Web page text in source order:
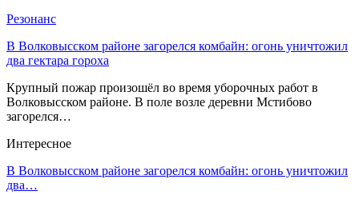
Резонанс
В Волковысском районе загорелся комбайн: огонь уничтожил
два гектара гороха
Крупный пожар произошёл во время уборочных работ в
Волковысском районе. В поле возле деревни Мстибово
загорелся…
Интересное
В Волковысском районе загорелся комбайн: огонь уничтожил
два…